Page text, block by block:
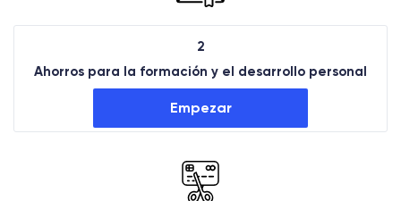
2
Ahorros para la formación y el desarrollo personal
Empezar